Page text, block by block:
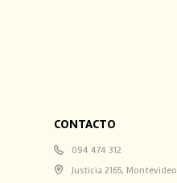
CONTACTO
094 474 312
Justicia 2165, Montevideo